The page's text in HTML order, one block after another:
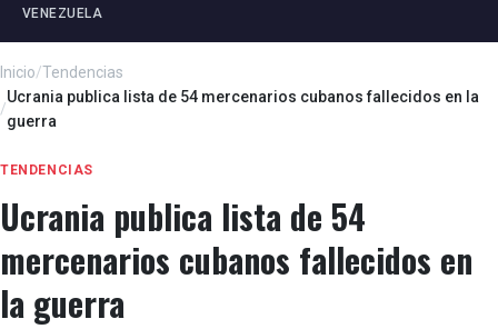
VENEZUELA
Inicio/Tendencias
/
Ucrania publica lista de 54 mercenarios cubanos fallecidos en la
guerra
TENDENCIAS
Ucrania publica lista de 54
mercenarios cubanos fallecidos en
la guerra